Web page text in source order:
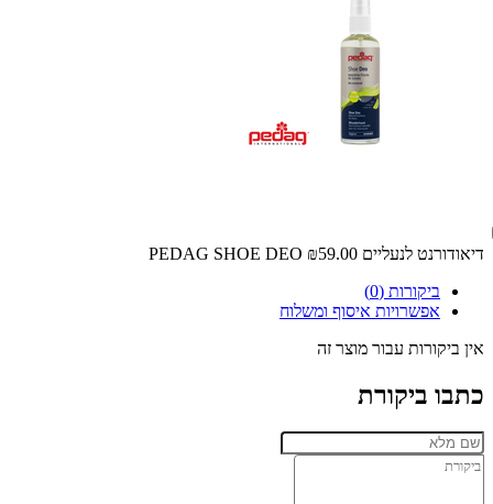
דיאודורנט לנעליים PEDAG SHOE DEO ₪59.00
ביקורות (0)
אפשרויות איסוף ומשלוח
אין ביקורות עבור מוצר זה
כתבו ביקורת